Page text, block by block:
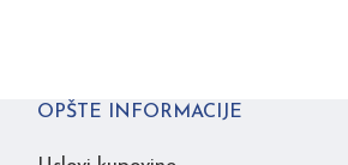
OPŠTE INFORMACIJE